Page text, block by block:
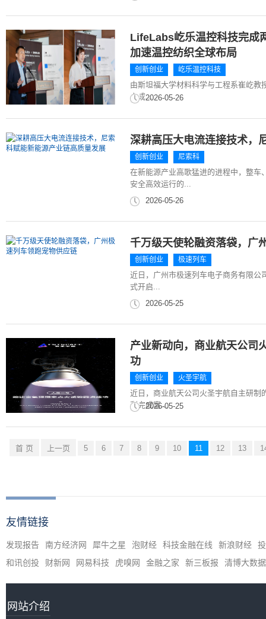
LifeLabs屹乐温控科技完成
加速温控纺织全球布局
创新创业 屹乐温控科技
由斯坦福大学材料科学与工程系崔屹
完成...2026-05-26
深耕高压大电流连接技术，
创新创业 尼索科
在新能源产业高歌猛进的进程中，整车
安全高效运行的...
2026-05-26
千万级天使轮融资落袋，广
创新创业 极速列车
近日，广州市极速列车电子商务有限公
式开启...
2026-05-25
产业新动向，商业航天公司
功
创新创业 火圣宇航
近日，商业航天公司火圣宇航自主研制
利完成富...
2026-05-25
首 页 上一页 5 6 7 8 9 10 11 12 13
友情链接
发现报告 南方经济网 犀牛之星 泡财经 科技金融在线 新浪财经
和讯创投
财新网 网易科技 虎嗅网 金融之家 新三板报 清博大数据
网站介绍